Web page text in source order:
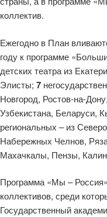
коллектив.
Ежегодно в План
году к программе
детских театра из
Элисты; 7
Новгород, Ростов-на-
Узбекистана, Беларуси,
региональных – из
Набережных Челнов,
Махачкалы, Пензы,
Программа «Мы –
коллективов, среди
Государственный